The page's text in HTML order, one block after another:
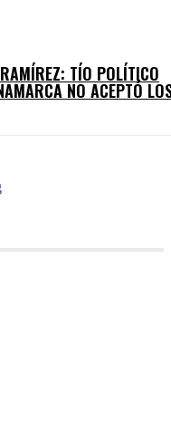
TÍO POLÍTICO
NO ACEPTÓ